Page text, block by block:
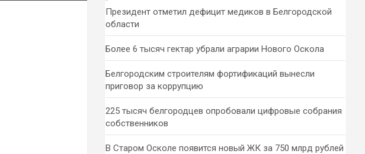
Президент отметил дефицит медиков в Белгородской
области
Более 6 тысяч гектар убрали аграрии Нового Оскола
Белгородским строителям фортификаций вынесли
приговор за коррупцию
225 тысяч белгородцев опробовали цифровые собрания
собственников
В Старом Осколе появится новый ЖК за 750 млрд рублей